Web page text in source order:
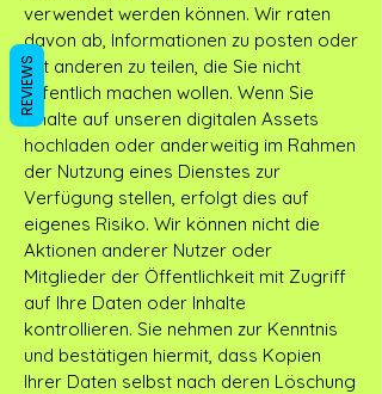
verwendet werden können. Wir raten
davon ab, Informationen zu posten oder
mit anderen zu teilen, die Sie nicht
öffentlich machen wollen. Wenn Sie
Inhalte auf unseren digitalen Assets
hochladen oder anderweitig im Rahmen
der Nutzung eines Dienstes zur
Verfügung stellen, erfolgt dies auf
eigenes Risiko. Wir können nicht die
Aktionen anderer Nutzer oder
Mitglieder der Öffentlichkeit mit Zugriff
auf Ihre Daten oder Inhalte
kontrollieren. Sie nehmen zur Kenntnis
und bestätigen hiermit, dass Kopien
Ihrer Daten selbst nach deren Löschung
REVIEWS